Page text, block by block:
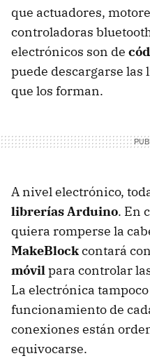
que actuadores,
controladoras
electrónicos son de
puede descargarse las
que los forman.
A nivel electrónico,
librerías Arduino. En
quiera romperse la
MakeBlockcontará
móvilpara controlar
La electrónica
funcionamiento de
conexiones están
equivocarse.